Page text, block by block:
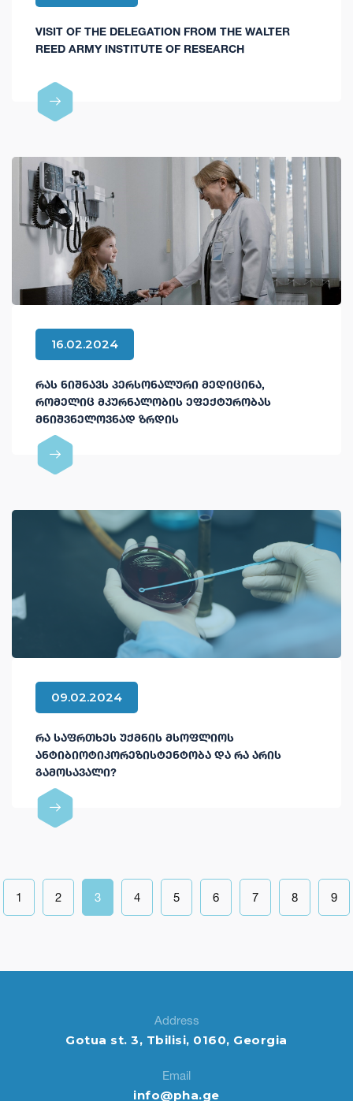
VISIT OF THE DELEGATION FROM THE WALTER
REED ARMY INSTITUTE OF RESEARCH
16.02.2024
ᲠᲐᲡ ᲜᲘᲨᲜᲐᲕᲡ ᲞᲔᲠᲡᲝᲜᲐᲚᲣᲠᲘ ᲛᲔᲓᲘᲪᲘᲜᲐ,
ᲠᲝᲛᲔᲚᲘᲪ ᲛᲙᲣᲠᲜᲐᲚᲝᲑᲘᲡ ᲔᲤᲔᲥᲢᲣᲠᲝᲑᲐᲡ
ᲛᲜᲘᲨᲕᲜᲔᲚᲝᲕᲜᲐᲓ ᲖᲠᲓᲘᲡ
09.02.2024
ᲠᲐ ᲡᲐᲤᲠᲗᲮᲔᲡ ᲣᲥᲛᲜᲘᲡ ᲛᲡᲝᲤᲚᲘᲝᲡ
ᲐᲜᲢᲘᲑᲘᲝᲢᲘᲙᲝᲠᲔᲖᲘᲡᲢᲔᲜᲢᲝᲑᲐ ᲓᲐ ᲠᲐ ᲐᲠᲘᲡ
ᲒᲐᲛᲝᲡᲐᲕᲐᲚᲘ?
1 2 3 4 5 6 7 8 9
Address
Gotua st. 3, Tbilisi, 0160, Georgia
Email
info@pha.ge